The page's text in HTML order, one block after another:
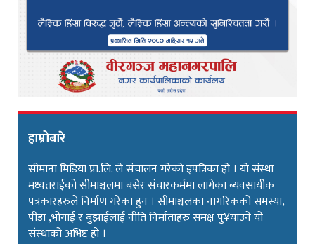
हाम्रोबारे
सीमाना मिडिया प्रा.लि. ले संचालन गरेको इपत्रिका हो । यो संस्था
मध्यतराईको सीमाञ्चलमा बसेर संचारकर्ममा लागेका ब्यवसायीक
पत्रकारहरुले निर्माण गरेका हुन । सीमाञ्चलका नागरिकको समस्या,
पीडा ,भोगाई र बुझाईलाई नीति निर्माताहरु समक्ष पु¥याउने यो
संस्थाको अभिष्ट हो ।